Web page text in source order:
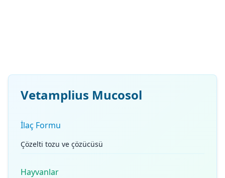
Vetamplius Mucosol
İlaç Formu
Çözelti tozu ve çözücüsü
Hayvanlar